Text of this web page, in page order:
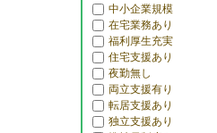
中小企業規模
在宅業務あり
福利厚生充実
住宅支援あり
夜勤無し
両立支援有り
転居支援あり
独立支援あり